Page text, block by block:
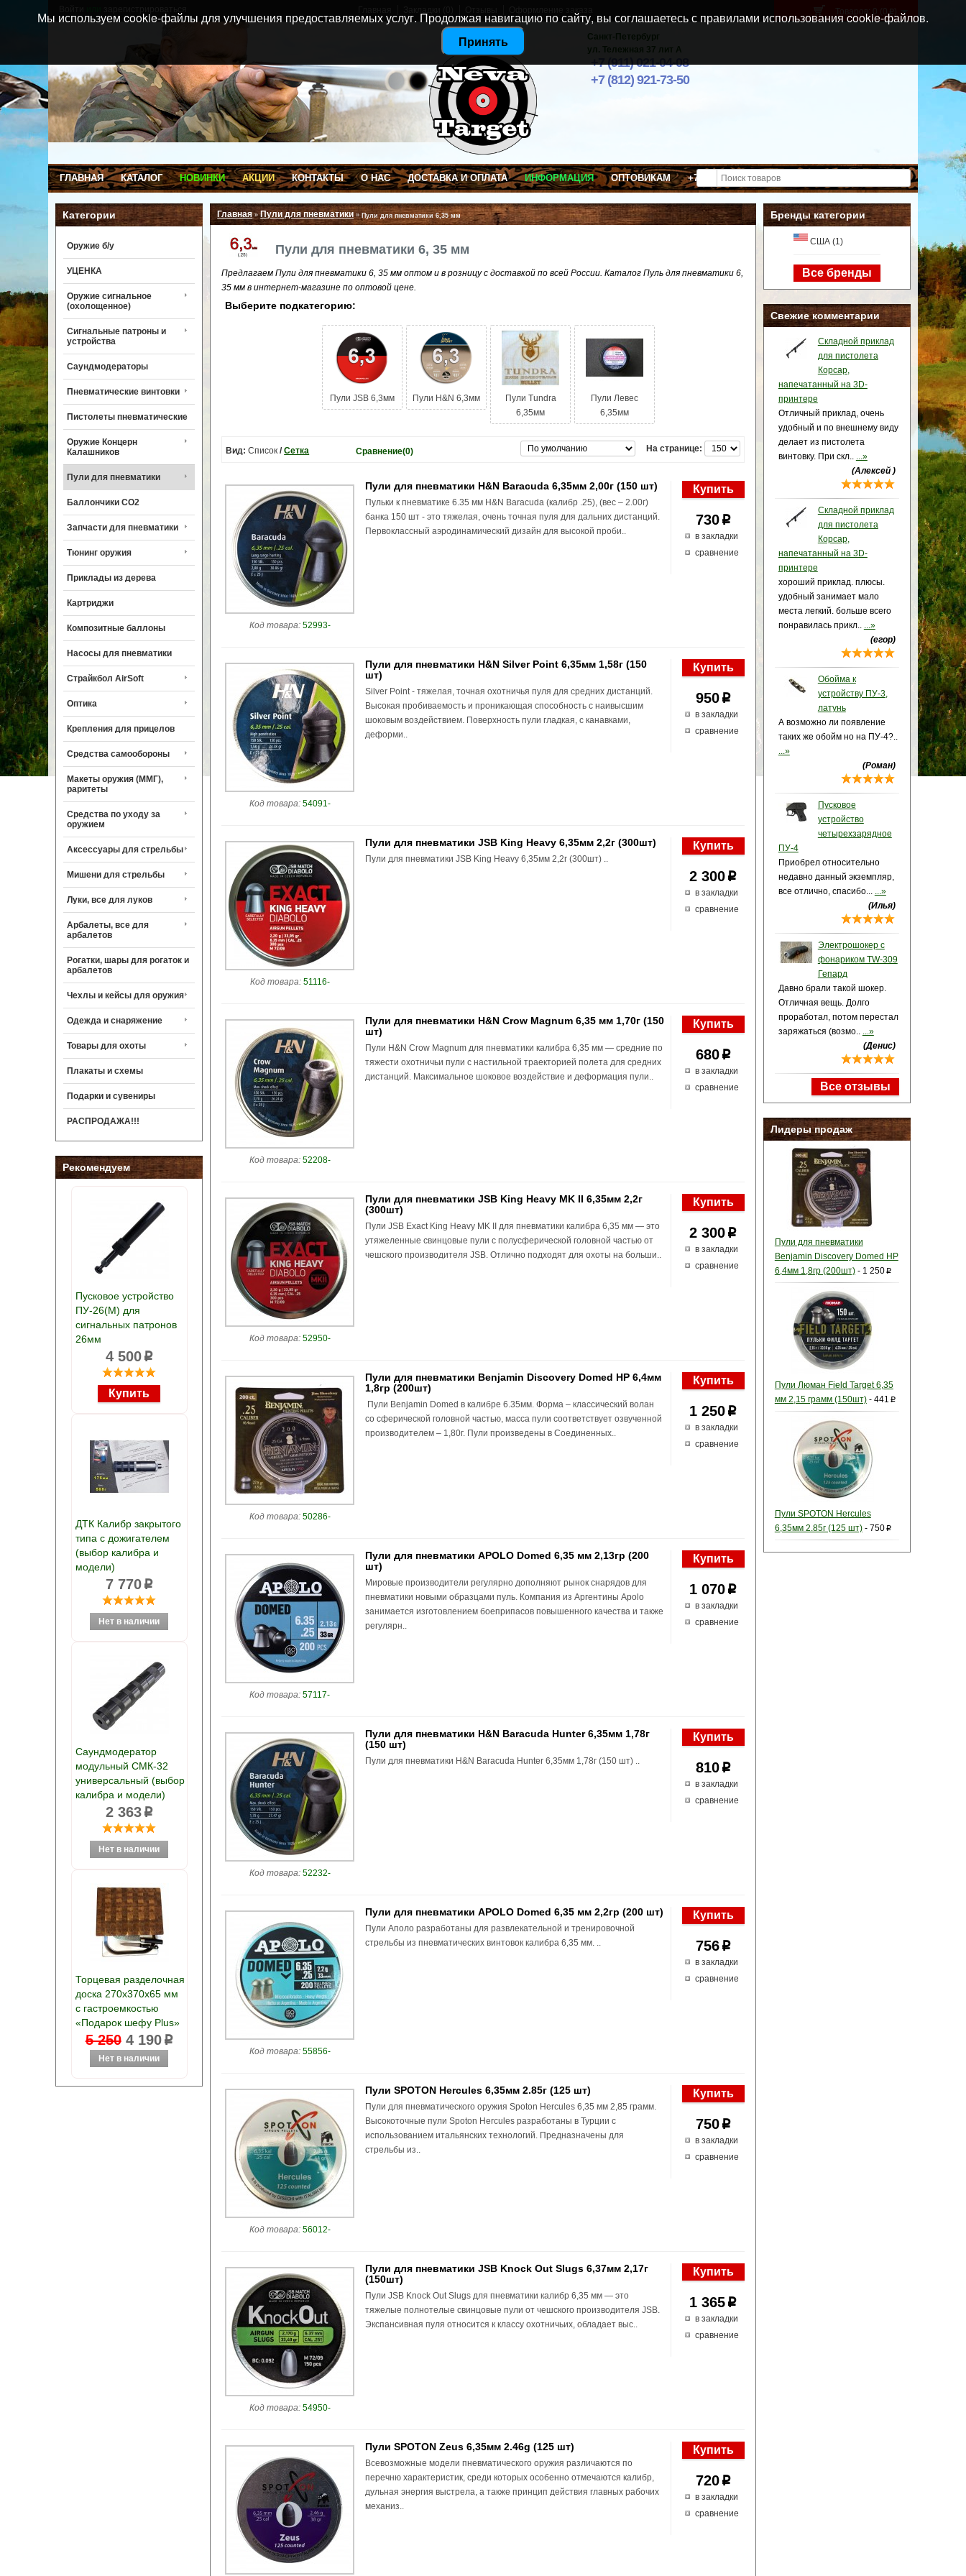
Санкт-Петербург
ул. Тележная 37 лит А
+7 (911) 021-04-08
+7 (812) 921-73-50
Товаров: 0 (0 p )
ГЛАВНАЯ КАТАЛОГ НОВИНКИ АКЦИИ КОНТАКТЫ О НАС ДОСТАВКА И ОПЛАТА ИНФОРМАЦИЯ ОПТОВИКАМ +7 (911) 021-04-08
Категории
Оружие б/у
УЦЕНКА
Оружие сигнальное
(охолощенное)
Сигнальные патроны и
устройства
Саундмодераторы
Пневматические винтовки
Пистолеты пневматические
Оружие Концерн
Калашников
Пули для пневматики
Баллончики CO2
Запчасти для пневматики
Тюнинг оружия
Приклады из дерева
Картриджи
Композитные баллоны
Насосы для пневматики
Страйкбол AirSoft
Оптика
Крепления для прицелов
Средства самообороны
Макеты оружия (ММГ),
раритеты
Средства по уходу за
оружием
Аксессуары для стрельбы
Мишени для стрельбы
Луки, все для луков
Арбалеты, все для
арбалетов
Рогатки, шары для рогаток и
арбалетов
Чехлы и кейсы для оружия
Одежда и снаряжение
Товары для охоты
Плакаты и схемы
Подарки и сувениры
РАСПРОДАЖА!!!
Рекомендуем
Пусковое устройство
ПУ-26(М) для
сигнальных патронов
26мм
4 500p
ДТК Калибр закрытого
типа с дожигателем
(выбор калибра и
модели)
7 770p
Саундмодератор
модульный СМК-32
универсальный (выбор
калибра и модели)
2 363p
Торцевая разделочная
доска 270х370х65 мм
с гастроемкостью
«Подарок шефу Plus»
5 250 4 190p
Бренды категории
США (1)
Все бренды
Свежие комментарии
Складной приклад
для пистолета
Корсар,
напечатанный на 3D-
принтере
Отличный приклад, очень
удобный и по внешнему виду
делает из пистолета
винтовку. При скл.. ...»
(Алексей )
Складной приклад
для пистолета
Корсар,
напечатанный на 3D-
принтере
хороший приклад. плюсы.
удобный занимает мало
места легкий. больше всего
понравилась прикл.. ...»
(егор)
Обойма к
устройству ПУ-3,
латунь
А возможно ли появление
таких же обойм но на ПУ-4?..
...»
(Роман)
Пусковое
устройство
четырехзарядное
ПУ-4
Приобрел относительно
недавно данный экземпляр,
все отлично, спасибо... ...»
(Илья)
Электрошокер с
фонариком TW-309
Гепард
Давно брали такой шокер.
Отличная вещь. Долго
проработал, потом перестал
заряжаться (возмо.. ...»
(Денис)
Все отзывы
Лидеры продаж
Пули для пневматики
Benjamin Discovery Domed HP
6,4мм 1,8гр (200шт)- 1 250p
Пули Люман Field Target 6,35
мм 2,15 грамм (150шт)- 441 p
Пули SPOTON Hercules
6,35мм 2.85г (125 шт)- 750p
Главная»Пули для пневматики »Пули для пневматики 6,35 мм
Пули для пневматики 6, 35 мм
Предлагаем Пули для пневматики 6, 35 мм оптом и в розницу с доставкой по всей России. Каталог Пуль для пневматики 6,
35 мм в интернет-магазине по оптовой цене.
Выберите подкатегорию:
Пули JSB 6,3мм Пули H&N 6,3мм
Пули Tundra
6,35мм
Пули Левес
6,35мм
Вид: Список/ Сетка На странице:
Сравнение(0)
730p
в закладки
сравнение
Код товара:52993-
Пули для пневматики H&N Baracuda 6,35мм 2,00г (150 шт)
Пульки к пневматике 6.35 мм H&N Baracuda (калибр .25), (вес – 2.00г)
банка 150 шт - это тяжелая, очень точная пуля для дальних дистанций.
Первоклассный аэродинамический дизайн для высокой проби..
950p
в закладки
сравнение
Код товара:54091-
Пули для пневматики H&N Silver Point 6,35мм 1,58г (150
шт)
Silver Point - тяжелая, точная охотничья пуля для средних дистанций.
Высокая пробиваемость и проникающая способность с наивысшим
шоковым воздействием. Поверхность пули гладкая, с канавками,
деформи..
2 300 p
в закладки
сравнение
Код товара:51116-
Пули для пневматики JSB King Heavy 6,35мм 2,2г (300шт)
Пули для пневматики JSB King Heavy 6,35мм 2,2г (300шт) ..
680p
в закладки
сравнение
Код товара:52208-
Пули для пневматики H&N Crow Magnum 6,35 мм 1,70г (150
шт)
Пули H&N Crow Magnum для пневматики калибра 6,35 мм — средние по
тяжести охотничьи пули с настильной траекторией полета для средних
дистанций. Максимальное шоковое воздействие и деформация пули..
2 300 p
в закладки
сравнение
Код товара:52950-
Пули для пневматики JSB King Heavy MK II 6,35мм 2,2г
(300шт)
Пули JSB Exact King Heavy MK II для пневматики калибра 6,35 мм — это
утяжеленные свинцовые пули с полусферической головной частью от
чешского производителя JSB. Отлично подходят для охоты на больши..
1 250 p
в закладки
сравнение
Код товара:50286-
Пули для пневматики Benjamin Discovery Domed HP 6,4мм
1,8гр (200шт)
Пули Benjamin Domed в калибре 6.35мм. Форма – классический волан
со сферической головной частью, масса пули соответствует озвученной
производителем – 1,80г. Пули произведены в Соединенных..
1 070 p
в закладки
сравнение
Код товара: 57117-
Пули для пневматики APOLO Domed 6,35 мм 2,13гр (200
шт)
Мировые производители регулярно дополняют рынок снарядов для
пневматики новыми образцами пуль. Компания из Аргентины Apolo
занимается изготовлением боеприпасов повышенного качества и также
регулярн..
810p
в закладки
сравнение
Код товара:52232-
Пули для пневматики H&N Baracuda Hunter 6,35мм 1,78г
(150 шт)
Пули для пневматики H&N Baracuda Hunter 6,35мм 1,78г (150 шт) ..
756p
в закладки
сравнение
Код товара:55856-
Пули для пневматики APOLO Domed 6,35 мм 2,2гр (200 шт)
Пули Аполо разработаны для развлекательной и тренировочной
стрельбы из пневматических винтовок калибра 6,35 мм. ..
750p
в закладки
сравнение
Код товара:56012-
Пули SPOTON Hercules 6,35мм 2.85г (125 шт)
Пули для пневматического оружия Spoton Hercules 6,35 мм 2,85 грамм.
Высокоточные пули Spoton Hercules разработаны в Турции с
использованием итальянских технологий. Предназначены для
стрельбы из..
1 365 p
в закладки
сравнение
Код товара:54950-
Пули для пневматики JSB Knock Out Slugs 6,37мм 2,17г
(150шт)
Пули JSB Knock Out Slugs для пневматики калибр 6,35 мм — это
тяжелые полнотелые свинцовые пули от чешского производителя JSB.
Экспансивная пуля относится к классу охотничьих, обладает выс..
720p
в закладки
сравнение
Пули SPOTON Zeus 6,35мм 2.46g (125 шт)
Всевозможные модели пневматического оружия различаются по
перечню характеристик, среди которых особенно отмечаются калибр,
дульная энергия выстрела, а также принцип действия главных рабочих
механиз..
Мы используем cookie-файлы для улучшения предоставляемых услуг. Продолжая навигацию по сайту, вы соглашаетесь с правилами использования cookie-файлов.
Принять